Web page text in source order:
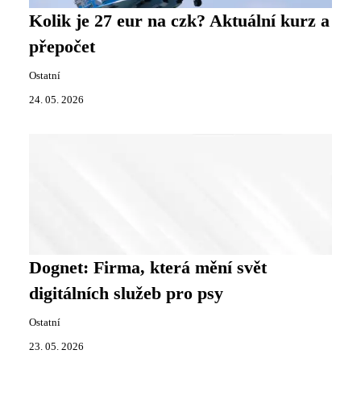
Kolik je 27 eur na czk? Aktuální kurz a
přepočet
Ostatní
24. 05. 2026
Dognet: Firma, která mění svět
digitálních služeb pro psy
Ostatní
23. 05. 2026